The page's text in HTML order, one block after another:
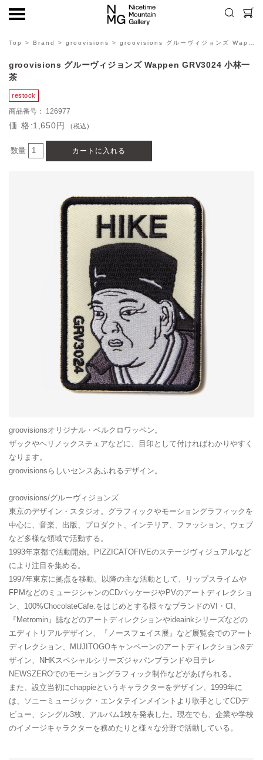
Top > Brand > groovisions > groovisions グルーヴィジョンズ Wappen GRV3024 小林一茶
groovisions グルーヴィジョンズ Wappen GRV3024 小林一
茶
126977
価格1,650円 (税込)
数量
groovisionsオリジナル・ベルクロワッペン。
ザックやヘリノックスチェアなどに、目印として付ければわかりやすく
なります。
groovisionsらしいセンスあふれるデザイン。
groovisions/グルーヴィジョンズ
東京のデザイン・スタジオ。グラフィックやモーショングラフィックを
中心に、音楽、出版、プロダクト、インテリア、ファッション、ウェブ
など多様な領域で活動する。
1993年京都で活動開始。PIZZICATOFIVEのステージヴィジュアルなど
により注目を集める。
1997年東京に拠点を移動。以降の主な活動として、リップスライムや
FPMなどのミュージシャンのCDパッケージやPVのアートディレクショ
ン、100%ChocolateCafe.をはじめとする様々なブランドのVI・CI、
『Metromin』誌などのアートディレクションやideainkシリーズなどの
エディトリアルデザイン、『ノースフェイス展』など展覧会でのアート
ディレクション、MUJITOGOキャンペーンのアートディレクション&デ
ザイン、NHKスペシャルシリーズジャパンブランドや日テレ
NEWSZEROでのモーショングラフィック制作などがあげられる。
また、設立当初にchappieというキャラクターをデザイン、1999年に
は、ソニーミュージック・エンタテインメイントより歌手としてCDデ
ビュー、シングル3枚、アルバム1枚を発表した。現在でも、企業や学校
のイメージキャラクターを務めたりと様々な分野で活動している。